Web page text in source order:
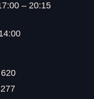
– 20:15